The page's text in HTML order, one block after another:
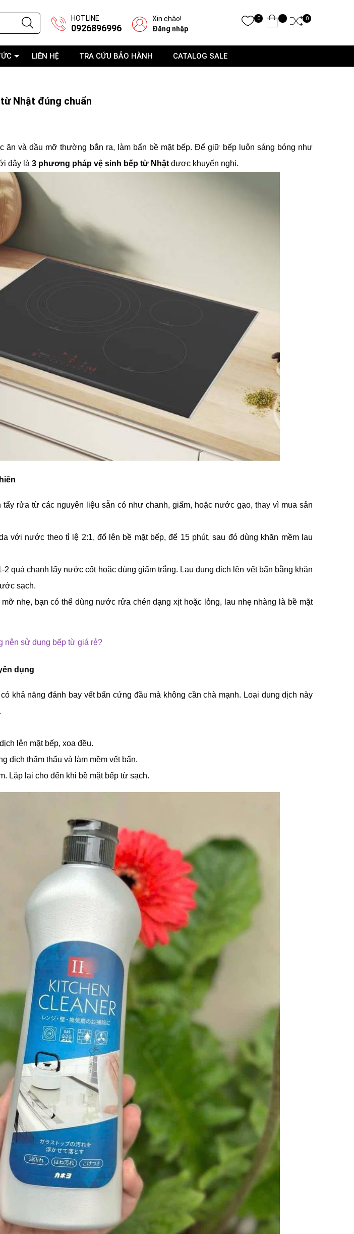
HOTLINE
0926896996
Xin chào!
Đăng nhập
0 0
LIÊN HỆ TRA CỨU BẢO HÀNH CATALOG SALE
Nhật đúng chuẩn
ăn và dầu mỡ thường bắn ra, làm bẩn bề mặt bếp. Để giữ bếp luôn sáng bóng như
đây là 3 phương pháp vệ sinh bếp từ Nhật được khuyến nghị.
tẩy rửa từ các nguyên liệu sẵn có như chanh, giấm, hoặc nước gạo, thay vì mua sản
với nước theo tỉ lệ 2:1, đổ lên bề mặt bếp, để 15 phút, sau đó dùng khăn mềm lau
2 quả chanh lấy nước cốt hoặc dùng giấm trắng. Lau dung dịch lên vết bẩn bằng khăn
sạch.
nhẹ, bạn có thể dùng nước rửa chén dạng xịt hoặc lỏng, lau nhẹ nhàng là bề mặt
nên sử dụng bếp từ giá rẻ?
dụng
khả năng đánh bay vết bẩn cứng đầu mà không cần chà mạnh. Loại dung dịch này
lên mặt bếp, xoa đều.
dịch thẩm thấu và làm mềm vết bẩn.
Lặp lại cho đến khi bề mặt bếp từ sạch.